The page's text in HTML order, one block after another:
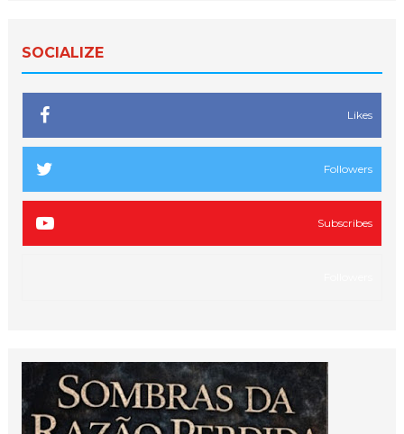
SOCIALIZE
Likes
Followers
Subscribes